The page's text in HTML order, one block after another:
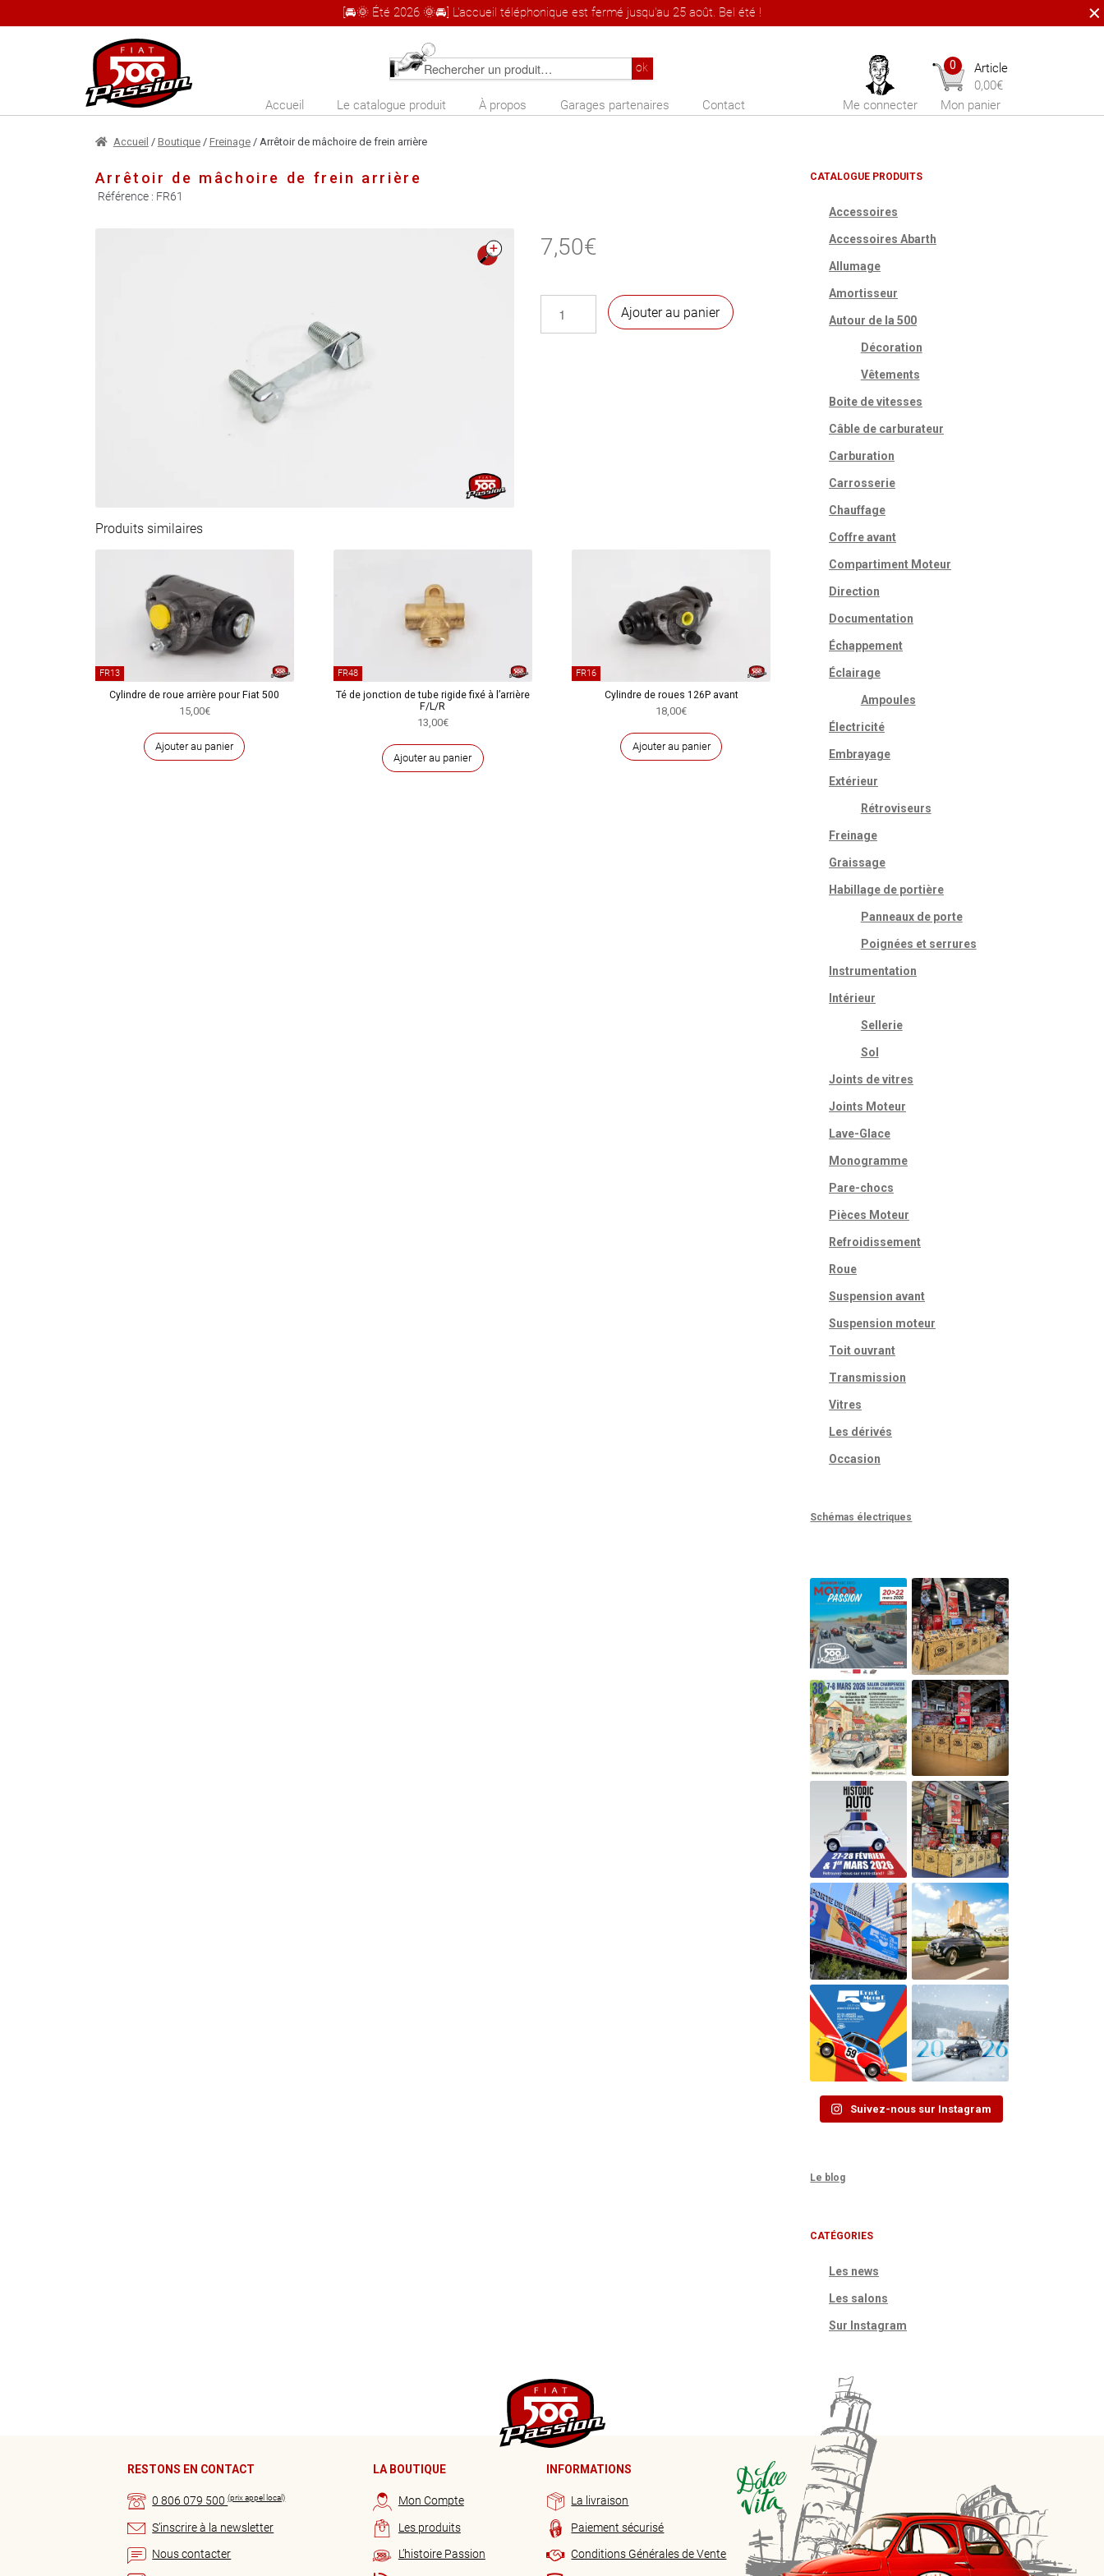
[🚘🌞 Été 2026 🌞🚘] L'accueil téléphonique est fermé jusqu'au 25 août. Bel été !
Aller
à
la
navigation
Aller
au
contenu
Rechercher
produit
ok
Accueil Le catalogue produit À propos Garages partenaires Contact Me connecter
0
Article
0,00€
Mon panier
Accueil / Boutique/ Freinage/ Arrêtoir de mâchoire de frein arrière
Arrêtoir de mâchoire de frein arrière
Référence : FR61
7,50€
Ajouter au panier
Produits similaires
FR13
Cylindre de roue arrière pour Fiat 500
15,00€
Ajouter au panier
FR48
Té de jonction de tube rigide fixé à l’arrière
F/L/R
13,00€
Ajouter au panier
FR16
Cylindre de roues 126P avant
18,00€
Ajouter au panier
CATALOGUE PRODUITS
Accessoires
Accessoires Abarth
Allumage
Amortisseur
Autour de la 500
Décoration
Vêtements
Boite de vitesses
Câble de carburateur
Carburation
Carrosserie
Chauffage
Coffre avant
Compartiment Moteur
Direction
Documentation
Échappement
Éclairage
Ampoules
Électricité
Embrayage
Extérieur
Rétroviseurs
Freinage
Graissage
Habillage de portière
Panneaux de porte
Poignées et serrures
Instrumentation
Intérieur
Sellerie
Sol
Joints de vitres
Joints Moteur
Lave-Glace
Monogramme
Pare-chocs
Pièces Moteur
Refroidissement
Roue
Suspension avant
Suspension moteur
Toit ouvrant
Transmission
Vitres
Les dérivés
Occasion
Schémas électriques
Suivez-nous sur Instagram
Le blog
CATÉGORIES
Les news
Les salons
Sur Instagram
RESTONS EN CONTACT
0 806 079 500(prix appel local)
S’inscrire à la newsletter
Nous contacter
LA BOUTIQUE
Mon Compte
Les produits
L’histoire Passion
INFORMATIONS
La livraison
Paiement sécurisé
Conditions Générales de Vente